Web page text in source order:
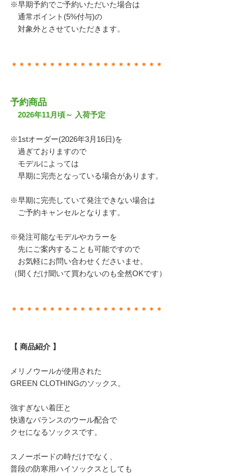
※早期予約でご予約いただいた場合は
通常ポイント(5%付与)の
対象外とさせていただきます。
＊＊＊＊＊＊＊＊＊＊＊＊＊＊＊＊＊＊＊＊
予約商品
2026年11月頃～ 入荷予定
※1stオーダー(2026年3月16日)を
過ぎておりますので
モデルによっては
早期に完売となっている場合があります。
※早期に完売していて発注できない場合は
ご予約キャンセルとなります。
※発注可能なモデルやカラーを
先にご案内することも可能ですので
お気軽にお問い合わせくださいませ。
（聞くだけ聞いて買わないのも全然OKです）
＊＊＊＊＊＊＊＊＊＊＊＊＊＊＊＊＊＊＊＊
【 商品紹介 】
メリノウールが使用された
GREEN CLOTHINGのソックス。
強すぎない着圧と
快適なバランスのウール配合で
クセになるソックスです。
スノーボードの時だけでなく、
普段の防寒用ハイソックスとしても